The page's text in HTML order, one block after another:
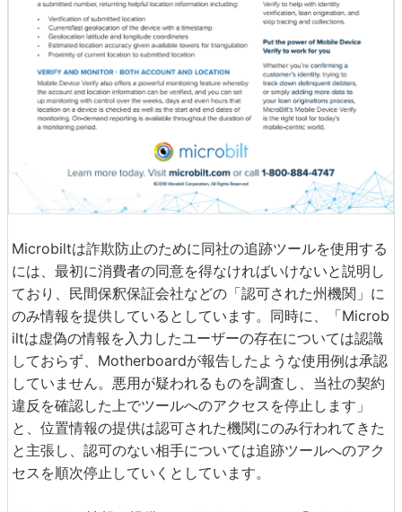
Microbiltは詐欺防止のために同社の追跡ツールを使用する
には、最初に消費者の同意を得なければいけないと説明し
ており、民間保釈保証会社などの「認可された州機関」に
のみ情報を提供しているとしています。同時に、「Microb
iltは虚偽の情報を入力したユーザーの存在については認識
しておらず、Motherboardが報告したような使用例は承認
していません。悪用が疑われるものを調査し、当社の契約
違反を確認した上でツールへのアクセスを停止します」
と、位置情報の提供は認可された機関にのみ行われてきた
と主張し、認可のない相手については追跡ツールへのアク
セスを順次停止していくとしています。